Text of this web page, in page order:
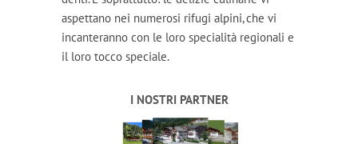
aspettano nei numerosi rifugi alpini, che vi
incanteranno con le loro specialità regionali e
il loro tocco speciale.
I NOSTRI PARTNER